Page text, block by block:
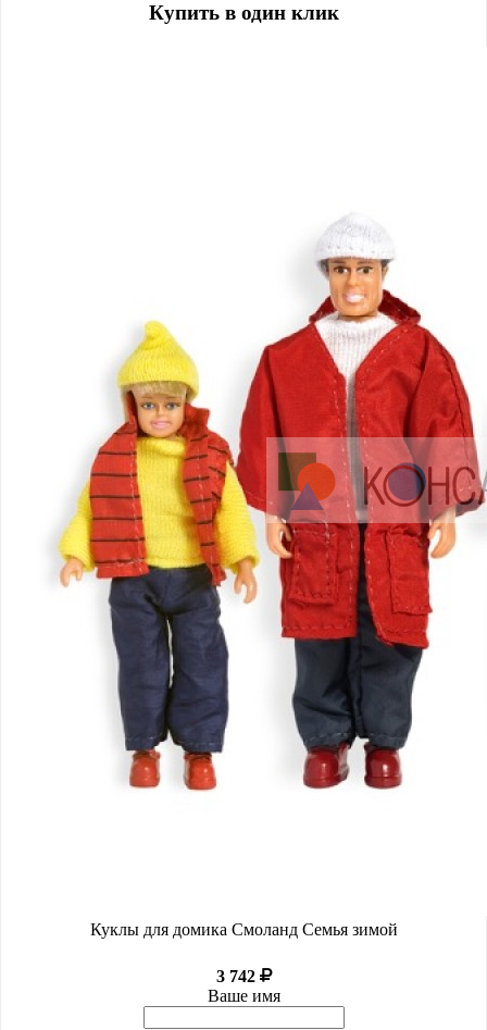
Купить в один клик
Куклы для домика Смоланд Cемья зимой
3 742
Ваше имя